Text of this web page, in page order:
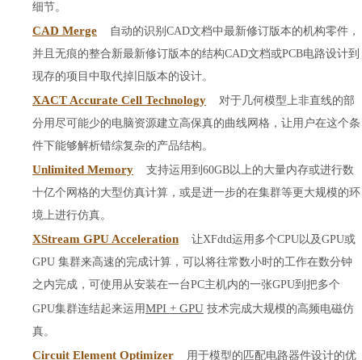
细节。
CAD Merge
自动的识别CAD文档中最新修订版本的机构零件，
并且无痕的整合新最新修订版本的结构CAD文档或PCB电路设计到
现存的项目中取代掉旧版本的设计。
XACT Accurate Cell Technology
对于几何模型上非直线的部
分用尽可能少的电脑资源建立高保真的曲线网格，让用户在这个条
件下能够解析错综复杂的产品结构。
Unlimited Memory
支持运用到60GB以上的大量内存或进行数
十亿个网格的大型仿真计算，或是进一步的在集群等更大规模的环
境上进行仿真。
XStream GPU Acceleration 让XFdtd运用多个CPU以及GPU或
GPU 集群来高速的完成计算，可以将往常数小时的工作在数分钟
之内完成，可使用从安装在一台PC主机内的一张GPU到把多个
GPU集群连结起来运用MPI + GPU 技术完成大规模的高频电磁仿
真。
Circuit Element Optimizer
用于模型的匹配电路器件设计的优